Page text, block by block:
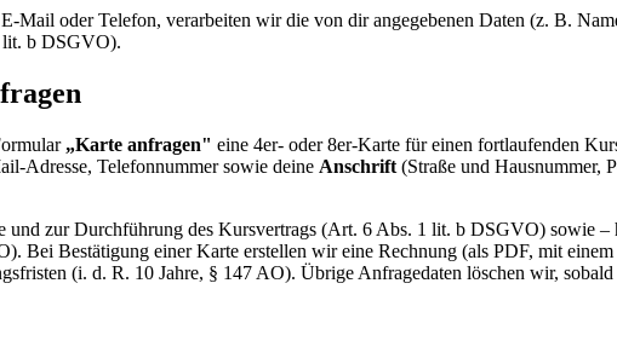
Mail oder Telefon, verarbeiten wir die von dir angegebenen Daten (z. B.
lit. b DSGVO).
„Karte anfragen" eine 4er- oder 8er-Karte für einen fortlaufenden
Adresse, Telefonnummer sowie deine Anschrift (Straße und Hausnummer,
zur Durchführung des Kursvertrags (Art. 6 Abs. 1 lit. b DSGVO) sowie
Bei Bestätigung einer Karte erstellen wir eine Rechnung (als PDF, mit
(i. d. R. 10 Jahre, § 147 AO). Übrige Anfragedaten löschen wir,